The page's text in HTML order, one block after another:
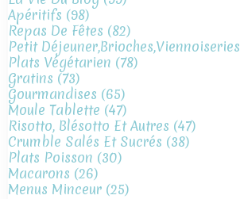
Apéritifs (98)
Repas De Fêtes (82)
Petit Déjeuner,brioches,viennoiseries
Plats Végétarien (78)
Gratins (73)
Gourmandises (65)
Moule Tablette (47)
Risotto, Blésotto Et Autres (47)
Crumble Salés Et Sucrés (38)
Plats Poisson (30)
Macarons (26)
Menus Minceur (25)